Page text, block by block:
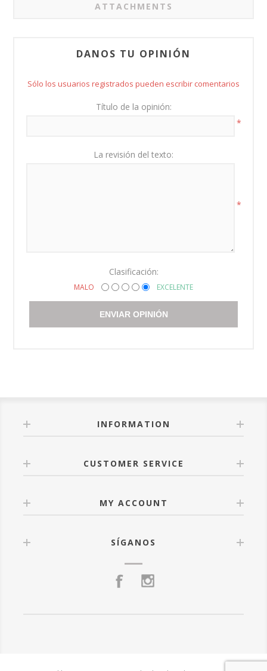
ATTACHMENTS
DANOS TU OPINIÓN
Sólo los usuarios registrados pueden escribir comentarios
Título de la opinión:
*
La revisión del texto:
*
Clasificación:
MALO EXCELENTE
ENVIAR OPINIÓN
INFORMATION
CUSTOMER SERVICE
MY ACCOUNT
SÍGANOS